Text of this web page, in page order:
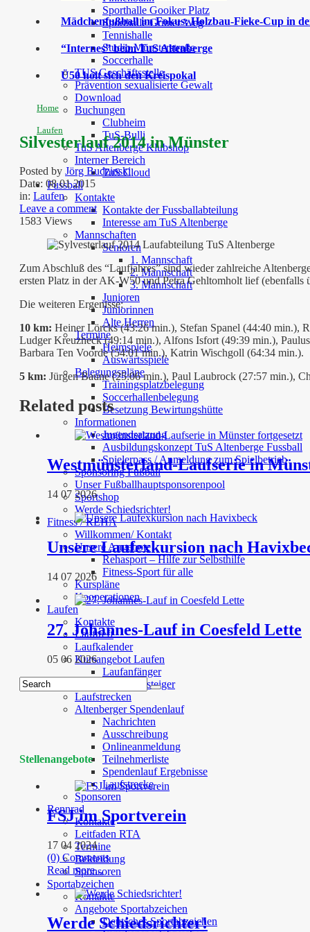
Sporthalle Gooiker Platz
Sporthalle Grüner Weg
Tennishalle
Studio Münsterstraße
Soccerhalle
TUS Geschäftsstelle
Prävention sexualisierte Gewalt
Download
Buchungen
Clubheim
TuS-Bulli
TuS Altenberge Klubshop
Interner Bereich
TuS Cloud
Fussball
Kontakte
Kontakte der Fussballabteilung
Interesse am TuS Altenberge
Mannschaften
Senioren
1. Mannschaft
2. Mannschaft
3. Mannschaft
Junioren
Juniorinnen
Alte Herren
Termine
Heimspiele
Auswärtsspiele
Belegungspläne
Trainingsplatzbelegung
Soccerhallenbelegung
Besetzung Bewirtungshütte
Informationen
Jugendsatzung
Ausbildungskonzept TuS Altenberge Fussball
Spielerpass / Anmeldung zum Spielbetrieb
Sponsoring Fußball
Unser Fußballhauptsponsorenpool
Sportshop
Werde Schiedsrichter!
Fitness / REHA
Willkommen/ Kontakt
Unsere Angebote
Rehasport – Hilfe zur Selbsthilfe
Fitness-Sport für alle
Kurspläne
Kooperationen
Laufen
Kontakte
Lauftreff
Laufkalender
Kursangebot Laufen
Laufanfänger
Wiedereinsteiger
Laufstrecken
Altenberger Spendenlauf
Nachrichten
Ausschreibung
Onlineanmeldung
Teilnehmerliste
Spendenlauf Ergebnisse
Laufstrecke
Sponsoren
Rennrad
Kontakte
Leitfaden RTA
Termine
Bekleidung
Sponsoren
Sportabzeichen
Kontakte
Angebote Sportabzeichen
Deutsches Sportabzeichen
Mädchenfußball im Fokus: Holzbau-Fieke-Cup in
“Internes” beim TuS Altenberge
Ü50 holt sich den Kreispokal
Home
Laufen
Silvesterlauf 2014 in Münster
Posted by Jörg Budzinski
Date: 08 01 2015
in: Laufen
Leave a comment
1583 Views
Zum Abschluß des “Laufjahres” sind wieder zahlreiche
ersten Platz in der AK-W50 und Petra Gehltomholt lief
Die weiteren Ergenisse:
10 km: Heiner Lörcks (43:26 min.), Stefan Spanel (44:40 min.),
Ludger Kreuzheck (49:14 min.), Alfons Isfort (49:39 min.),
Barbara Ten Voorde (54:01 min.), Katrin Wischgoll (64:34 min.).
5 km: Jürgen Baune (25:06 min.), Paul Laubrock (27:57 min.),
Related posts
Westmünsterland-Laufserie in
14 07 2026
Unsere Laufexkursion nach
14 07 2026
27. Johannes-Lauf in Coesfeld Lette
05 06 2026
Stellenangebote
FSJ im Sportverein
17 04 2024
(0) Comments
Read more...
Werde Schiedsrichter!